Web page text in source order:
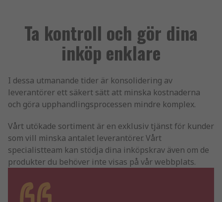
Ta kontroll och gör dina
inköp enklare
I dessa utmanande tider är konsolidering av
leverantörer ett säkert sätt att minska kostnaderna
och göra upphandlingsprocessen mindre komplex.
Vårt utökade sortiment är en exklusiv tjänst för kunder
som vill minska antalet leverantörer. Vårt
specialistteam kan stödja dina inköpskrav även om de
produkter du behöver inte visas på vår webbplats.